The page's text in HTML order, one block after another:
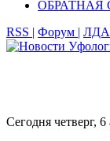
ОБРАТНАЯ
RSS | Форум |
Сегодня четверг,